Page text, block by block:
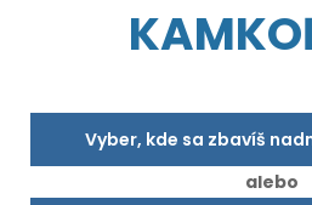
Vyber, kde sa zbavíš
alebo